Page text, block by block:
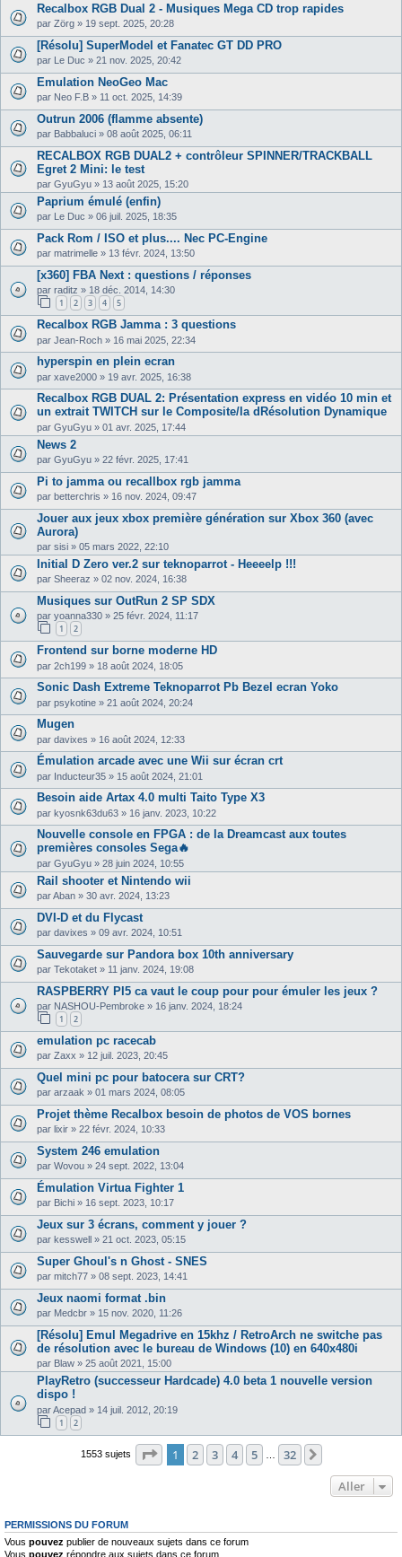
Recalbox RGB Dual 2 - Musiques Mega CD trop rapides
par Zörg » 19 sept. 2025, 20:28
[Résolu] SuperModel et Fanatec GT DD PRO
par Le Duc » 21 nov. 2025, 20:42
Emulation NeoGeo Mac
par Neo F.B » 11 oct. 2025, 14:39
Outrun 2006 (flamme absente)
par Babbaluci » 08 août 2025, 06:11
RECALBOX RGB DUAL2 + contrôleur SPINNER/TRACKBALL
Egret 2 Mini: le test
par GyuGyu » 13 août 2025, 15:20
Paprium émulé (enfin)
par Le Duc » 06 juil. 2025, 18:35
Pack Rom / ISO et plus.... Nec PC-Engine
par matrimelle » 13 févr. 2024, 13:50
[x360] FBA Next : questions / réponses
par raditz » 18 déc. 2014, 14:30
1 2 3 4 5
Recalbox RGB Jamma : 3 questions
par Jean-Roch » 16 mai 2025, 22:34
hyperspin en plein ecran
par xave2000 » 19 avr. 2025, 16:38
Recalbox RGB DUAL 2: Présentation express en vidéo 10 min et
un extrait TWITCH sur le Composite/la dRésolution Dynamique
par GyuGyu » 01 avr. 2025, 17:44
News 2
par GyuGyu » 22 févr. 2025, 17:41
Pi to jamma ou recallbox rgb jamma
par betterchris » 16 nov. 2024, 09:47
Jouer aux jeux xbox première génération sur Xbox 360 (avec
Aurora)
par sisi » 05 mars 2022, 22:10
Initial D Zero ver.2 sur teknoparrot - Heeeelp !!!
par Sheeraz » 02 nov. 2024, 16:38
Musiques sur OutRun 2 SP SDX
par yoanna330 » 25 févr. 2024, 11:17
1 2
Frontend sur borne moderne HD
par 2ch199 » 18 août 2024, 18:05
Sonic Dash Extreme Teknoparrot Pb Bezel ecran Yoko
par psykotine » 21 août 2024, 20:24
Mugen
par davixes » 16 août 2024, 12:33
Émulation arcade avec une Wii sur écran crt
par Inducteur35 » 15 août 2024, 21:01
Besoin aide Artax 4.0 multi Taito Type X3
par kyosnk63du63 » 16 janv. 2023, 10:22
Nouvelle console en FPGA : de la Dreamcast aux toutes
premières consoles Sega🔥
par GyuGyu » 28 juin 2024, 10:55
Rail shooter et Nintendo wii
parAban » 30 avr. 2024, 13:23
DVI-D et du Flycast
par davixes » 09 avr. 2024, 10:51
Sauvegarde sur Pandora box 10th anniversary
par Tekotaket » 11 janv. 2024, 19:08
RASPBERRY PI5 ca vaut le coup pour pour émuler les jeux ?
par NASHOU-Pembroke » 16 janv. 2024, 18:24
1 2
emulation pc racecab
par Zaxx » 12 juil. 2023, 20:45
Quel mini pc pour batocera sur CRT?
par arzaak » 01 mars 2024, 08:05
Projet thème Recalbox besoin de photos de VOS bornes
par lixir » 22 févr. 2024, 10:33
System 246 emulation
par Wovou » 24 sept. 2022, 13:04
Émulation Virtua Fighter 1
par Bichi » 16 sept. 2023, 10:17
Jeux sur 3 écrans, comment y jouer ?
par kesswell » 21 oct. 2023, 05:15
Super Ghoul's n Ghost - SNES
par mitch77 » 08 sept. 2023, 14:41
Jeux naomi format .bin
par Medcbr » 15 nov. 2020, 11:26
[Résolu] Emul Megadrive en 15khz / RetroArch ne switche pas
de résolution avec le bureau de Windows (10) en 640x480i
par Blaw » 25 août 2021, 15:00
PlayRetro (successeur Hardcade) 4.0 beta 1 nouvelle version
dispo !
parAcepad » 14 juil. 2012, 20:19
1 2
1553 sujets Page 1sur32
1 2 3 4 5 32
Aller
PERMISSIONS DU FORUM
Vous pouvez publier de nouveaux sujets dans ce forum
Vous pouvez répondre aux sujets dans ce forum